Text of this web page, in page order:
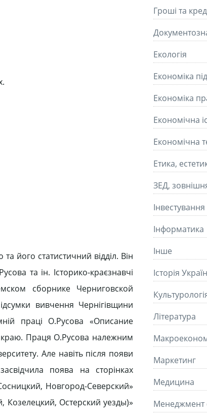
його статистичний відділ. Він
та ін. Історико-краєзнавчі
сборнике Черниговской
вивчення Чернігівщини
праці О.Русова «Описание
краю. Праця О.Русова належним
Але навіть після появи
поява на сторінках
Новгород-Северский»
Козелецкий, Остерский уезды)»
Гроші та
Екологія
Економіка
Економіка
Економічна
Економічна
Етика,
ЗЕД,
Інвестування
Інформатика
Інше
Історія
Літературa
Маркетинг
Медицина
Менеджмент